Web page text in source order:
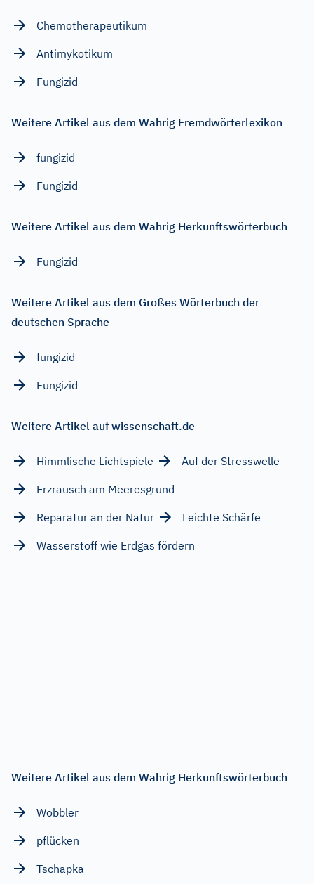
Chemotherapeutikum
Antimykotikum
Fungizid
Weitere Artikel aus dem Wahrig Fremdwörterlexikon
fungizid
Fungizid
Weitere Artikel aus dem Wahrig Herkunftswörterbuch
Fungizid
Weitere Artikel aus dem Großes Wörterbuch der
deutschen Sprache
fungizid
Fungizid
Weitere Artikel auf wissenschaft.de
Himmlische Lichtspiele
Auf der Stresswelle
Erzrausch am Meeresgrund
Reparatur an der Natur
Leichte Schärfe
Wasserstoff wie Erdgas fördern
Weitere Artikel aus dem Wahrig Herkunftswörterbuch
Wobbler
pflücken
Tschapka